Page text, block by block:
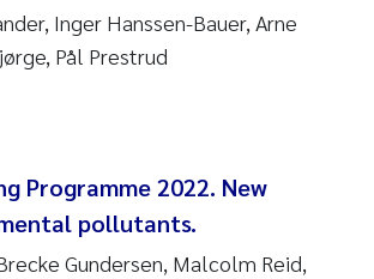
Pinto Costa
Georgantzopoulou
Inger Hanssen-Bauer, Arne
Pål Prestrud
Programme 2022. New
pollutants.
Gundersen, Malcolm Reid,